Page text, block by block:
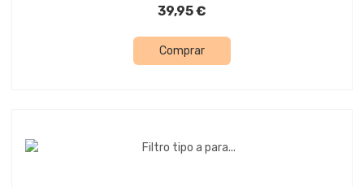
39,95 €
Comprar